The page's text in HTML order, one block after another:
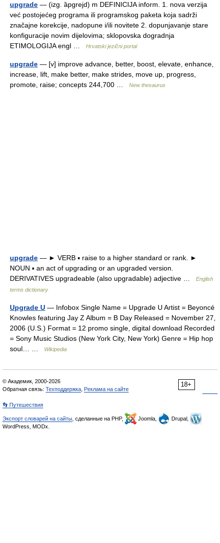
upgrade — (izg. ȁpgrejd) m DEFINICIJA inform. 1. nova verzija
već postojećeg programa ili programskog paketa koja sadrži
značajne korekcije, nadopune i/ili novitete 2. dopunjavanje stare
konfiguracije novim dijelovima; sklopovska dogradnja
ETIMOLOGIJA engl …
Hrvatski jezični portal
upgrade — [v] improve advance, better, boost, elevate, enhance,
increase, lift, make better, make strides, move up, progress,
promote, raise; concepts 244,700 …
New thesaurus
upgrade — ► VERB ▪ raise to a higher standard or rank. ►
NOUN ▪ an act of upgrading or an upgraded version.
DERIVATIVES upgradeable (also upgradable) adjective …
English
terms dictionary
Upgrade U — Infobox Single Name = Upgrade U Artist = Beyoncé
Knowles featuring Jay Z Album = B Day Released = November 27,
2006 (U.S.) Format = 12 promo single, digital download Recorded
= Sony Music Studios (New York City, New York) Genre = Hip hop
soul… …
Wikipedia
18+
© Академик, 2000-2026
Обратная связь: Техподдержка Реклама на сайте
👣 Путешествия
Экспорт словарей на сайты , сделанные на PHP, Joomla,
Drupal,
WordPress, MODx.